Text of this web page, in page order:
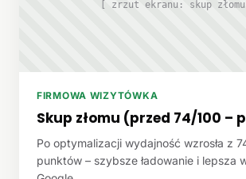
[ zrzut ekranu: skup
FIRMOWA WIZYTÓWKA
Skup złomu (przed 74/100 –
Po optymalizacji wydajność wzrosła z
punktów – szybsze ładowanie i lepsza